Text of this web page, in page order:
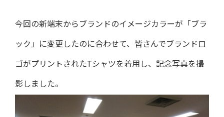
今回の新端末からブランドのイメージカラーが「ブラ
ック」に変更したのに合わせて、皆さんでブランドロ
ゴがプリントされたTシャツを着用し、記念写真を撮
影しました。